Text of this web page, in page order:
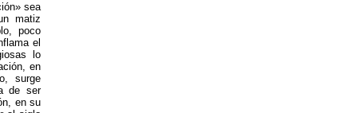
sea
matiz
poco
el
lo
en
surge
de ser
en su